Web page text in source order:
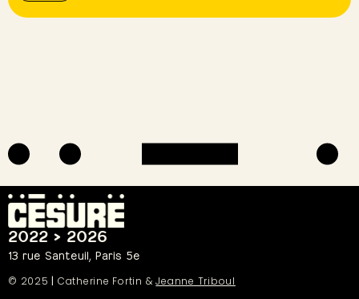
2022 > 2026
13 rue Santeuil, Paris 5e
© 2025 | Catherine Fortin &Jeanne Triboul